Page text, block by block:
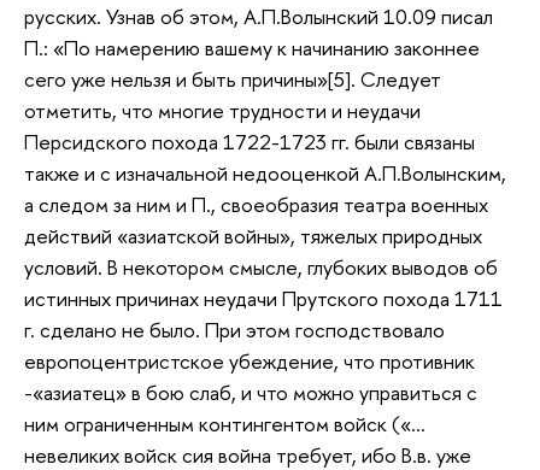
русских. Узнав об этом, А.П.Волынский 10.09 писал
П.: «По намерению вашему к начинанию законнее
сего уже нельзя и быть причины»[5]. Следует
отметить, что многие трудности и неудачи
Персидского похода 1722-1723 гг. были связаны
также и с изначальной недооценкой А.П.Волынским,
а следом за ним и П., своеобразия театра военных
действий «азиатской войны», тяжелых природных
условий. В некотором смысле, глубоких выводов об
истинных причинах неудачи Прутского похода 1711
г. сделано не было. При этом господствовало
европоцентристское убеждение, что противник
-«азиатец» в бою слаб, и что можно управиться с
ним ограниченным контингентом войск («…
невеликих войск сия война требует, ибо В.в. уже